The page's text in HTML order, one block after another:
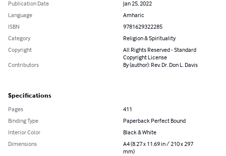
Publication Date
Jan 25, 2022
Language
Amharic
ISBN
9781629322285
Category
Religion & Spirituality
Copyright
All Rights Reserved - Standard
Copyright License
Contributors
By (author): Rev. Dr. Don L. Davis
Specifications
Pages
411
Binding Type
Paperback Perfect Bound
Interior Color
Black & White
Dimensions
A4 (8.27 x 11.69 in / 210 x 297
mm)